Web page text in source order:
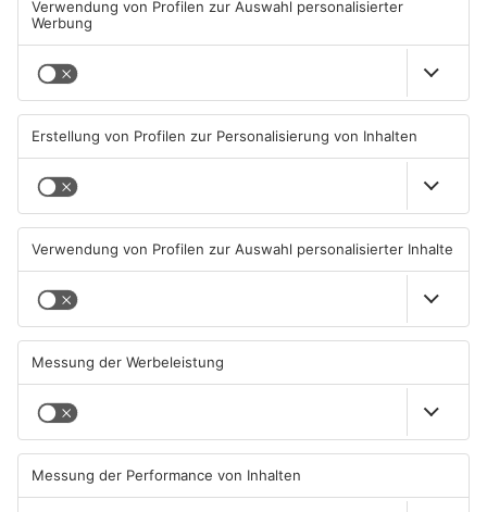
Sportergebnisse: TV
Großwallstadt gewinnt den
Untermain-Cup
03.08.2026, 07:38 UHR IN SPORT
Sport: Viktoria mit
Traumstart – Alzenau und
02.08.2026, 08:29 UHR IN SPORT
Saisonstart für Viktoria
Aschaffenburg und Bayern
Untermain-Cup 2026:
Handball-Elite trifft sich in